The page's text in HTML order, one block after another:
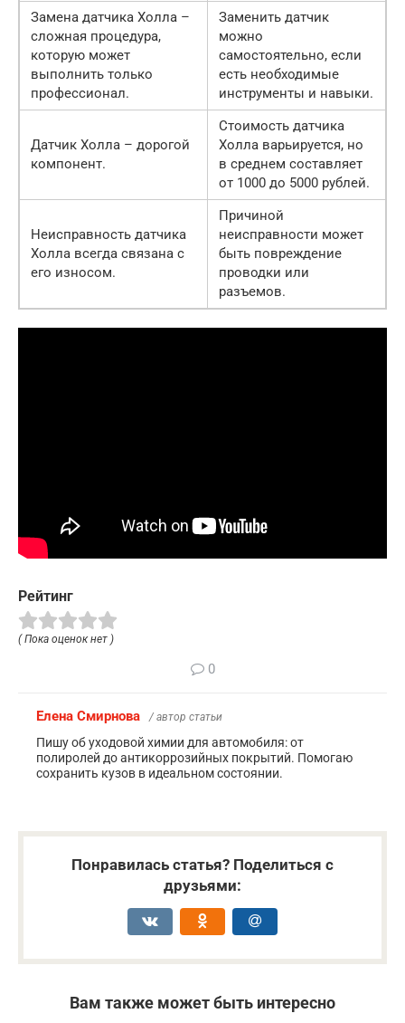
Замена датчика Холла –
сложная процедура,
которую может
выполнить только
профессионал.
Заменить датчик
можно
самостоятельно, если
есть необходимые
инструменты и навыки.
Датчик Холла – дорогой
компонент.
Стоимость датчика
Холла варьируется, но
в среднем составляет
от 1000 до 5000 рублей.
Неисправность датчика
Холла всегда связана с
его износом.
Причиной
неисправности может
быть повреждение
проводки или
разъемов.
Рейтинг
( Пока оценок нет )
0
Елена Смирнова / автор статьи
Пишу об уходовой химии для автомобиля: от
полиролей до антикоррозийных покрытий. Помогаю
сохранить кузов в идеальном состоянии.
Понравилась статья? Поделиться с
друзьями:
Вам также может быть интересно